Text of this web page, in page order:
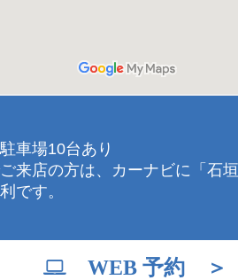
車場10台あり
来店の方は、カーナビに「石
です。
WEB 予約 ＞